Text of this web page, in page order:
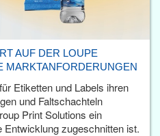
AUF DER LOUPE
MARKTANFORDERUNGEN
Etiketten und Labels ihren
und Faltschachteln
Print Solutions ein
Entwicklung zugeschnitten ist.